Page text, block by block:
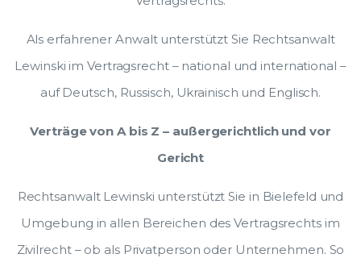
Als erfahrener Anwalt unterstützt Sie Rechtsanwalt
Lewinski im Vertragsrecht – national und international –
auf Deutsch, Russisch, Ukrainisch und Englisch.
Verträge von A bis Z – außergerichtlich und vor
Gericht
Rechtsanwalt Lewinski unterstützt Sie in Bielefeld und
Umgebung in allen Bereichen des Vertragsrechts im
Zivilrecht – ob als Privatperson oder Unternehmen. So